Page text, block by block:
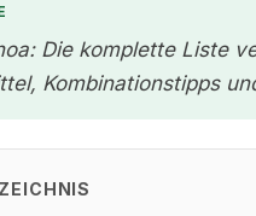
Die komplette Liste
Kombinationstipps